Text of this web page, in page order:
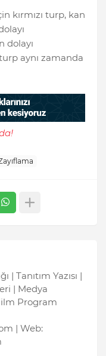
kırmızı turp, kan
dolayı
aynı zamanda
| Tanıtım Yazısı |
| Medya
Program
| Web: